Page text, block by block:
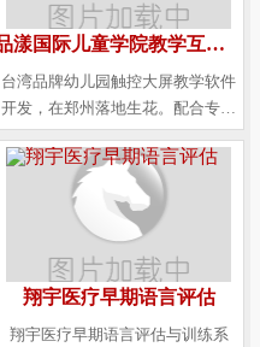
品漾国际儿童学院教学互动系统
台湾品牌幼儿园触控大屏教学软件
开发，在郑州落地生花。配合专业
作与演示，在教育行业软件，特别
是学前教育的互动性完美体现。
翔宇医疗早期语言评估
翔宇医疗早期语言评估与训练系